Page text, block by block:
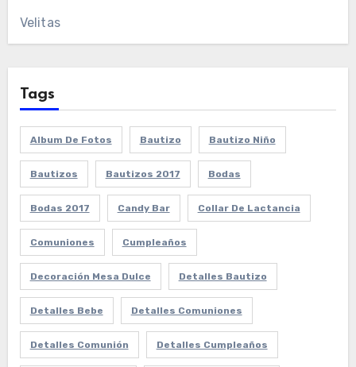
Velitas
Tags
Album De Fotos Bautizo Bautizo Niño
Bautizos Bautizos 2017 Bodas
Bodas 2017 Candy Bar Collar De Lactancia
Comuniones Cumpleaños
Decoración Mesa Dulce Detalles Bautizo
Detalles Bebe Detalles Comuniones
Detalles Comunión Detalles Cumpleaños